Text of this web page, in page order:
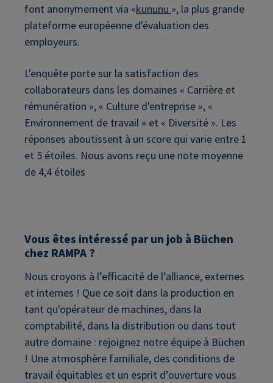
font anonymement via «kununu », la plus grande
plateforme européenne d'évaluation des
employeurs.
L'enquête porte sur la satisfaction des
collaborateurs dans les domaines « Carrière et
rémunération », « Culture d'entreprise », «
Environnement de travail » et « Diversité ». Les
réponses aboutissent à un score qui varie entre 1
et 5 étoiles. Nous avons reçu une note moyenne
de 4,4 étoiles
Vous êtes intéressé par un job à Büchen
chez RAMPA ?
Nous croyons à l’efficacité de l’alliance, externes
et internes ! Que ce soit dans la production en
tant qu'opérateur de machines, dans la
comptabilité, dans la distribution ou dans tout
autre domaine : rejoignez notre équipe à Büchen
! Une atmosphère familiale, des conditions de
travail équitables et un esprit d’ouverture vous